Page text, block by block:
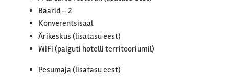
Baarid – 2
Konverentsisaal
Ärikeskus (lisatasu eest)
WiFi (paiguti hotelli territooriumil)
Pesumaja (lisatasu eest)